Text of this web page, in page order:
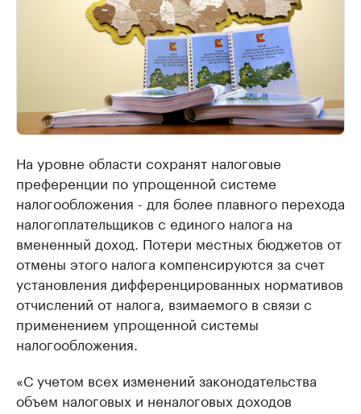
На уровне области сохранят налоговые
преференции по упрощенной системе
налогообложения - для более плавного перехода
налогоплательщиков с единого налога на
вмененный доход. Потери местных бюджетов от
отмены этого налога компенсируются за счет
установления дифференцированных нормативов
отчислений от налога, взимаемого в связи с
применением упрощенной системы
налогообложения.
«С учетом всех изменений законодательства
объем налоговых и неналоговых доходов